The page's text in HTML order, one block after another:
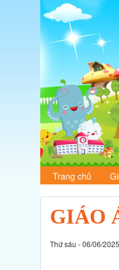
Trang chủ
GIÁO
Thứ sáu - 06/06/